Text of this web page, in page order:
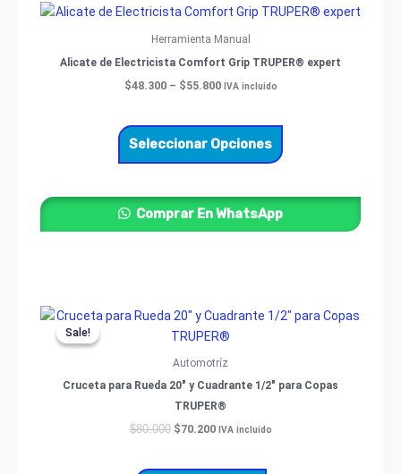
Herramienta Manual
Alicate de Electricista Comfort Grip TRUPER® expert
$48.300 – $55.800
Price
range:
$48.300
$55.800
IVA incluido
Seleccionar Opciones
Este
múltiples
se
elegir
en
Comprar En WhatsApp
Sale!
Sale!
Automotríz
Cruceta para Rueda 20″ y Cuadrante 1/2″ para Copas
TRUPER®
$80.000
Original
price
was:
$70.200
Current
is:
IVA incluido